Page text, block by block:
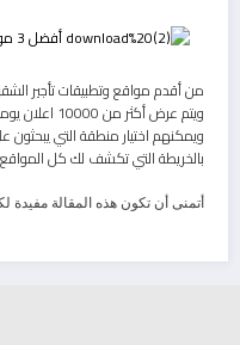
من أقدم مواقع وتطبيقات تأجير
ويتم عرض
ويمكنهم اختيار منطقة التي يبحثون
بالخريطة التي تكشف لك كل المواقع
أتمنى أن تكون هذه المقالة مفيدة